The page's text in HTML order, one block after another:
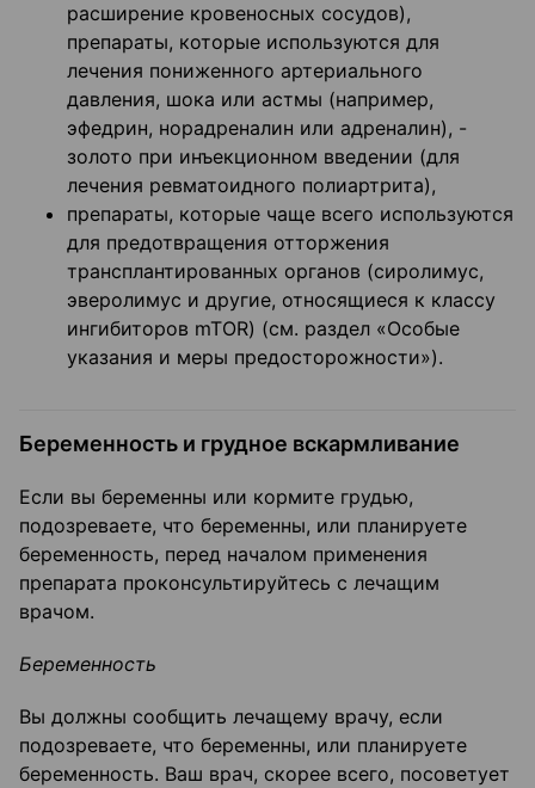
расширение кровеносных сосудов),
препараты, которые используются для
лечения пониженного артериального
давления, шока или астмы (например,
эфедрин, норадреналин или адреналин), -
золото при инъекционном введении (для
лечения ревматоидного полиартрита),
препараты, которые чаще всего используются
для предотвращения отторжения
трансплантированных органов (сиролимус,
эверолимус и другие, относящиеся к классу
ингибиторов mTOR) (см. раздел «Особые
указания и меры предосторожности»).
Беременность и грудное вскармливание
Если вы беременны или кормите грудью,
подозреваете, что беременны, или планируете
беременность, перед началом применения
препарата проконсультируйтесь с лечащим
врачом.
Беременность
Вы должны сообщить лечащему врачу, если
подозреваете, что беременны, или планируете
беременность. Ваш врач, скорее всего, посоветует